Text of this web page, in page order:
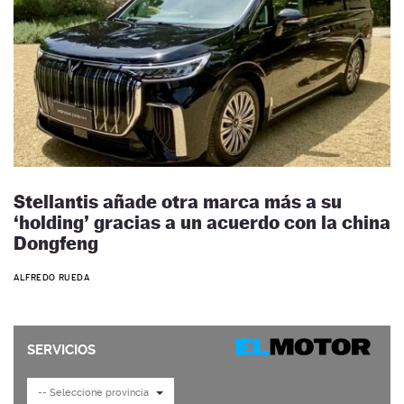
Stellantis añade otra marca más a su
‘holding’ gracias a un acuerdo con la china
Dongfeng
ALFREDO RUEDA